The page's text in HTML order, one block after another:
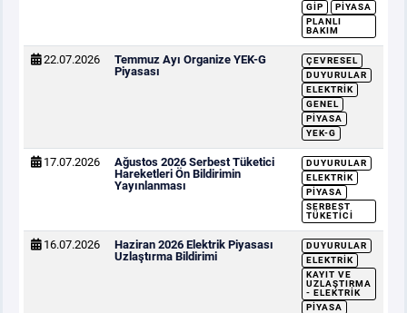
GİP
PIYASA
PLANLI
BAKIM
22.07.2026
Temmuz Ayı Organize YEK-G
Piyasası
ÇEVRESEL
DUYURULAR
ELEKTRIK
GENEL
PIYASA
YEK-G
17.07.2026
Ağustos 2026 Serbest Tüketici
Hareketleri Ön Bildirimin
Yayınlanması
DUYURULAR
ELEKTRIK
PIYASA
SERBEST
TÜKETICI
16.07.2026
Haziran 2026 Elektrik Piyasası
Uzlaştırma Bildirimi
DUYURULAR
ELEKTRIK
KAYIT VE
UZLAŞTIRMA
- ELEKTRIK
PIYASA